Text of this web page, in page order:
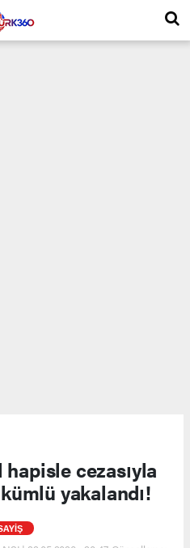
hapisle cezasıyla
yakalandı!